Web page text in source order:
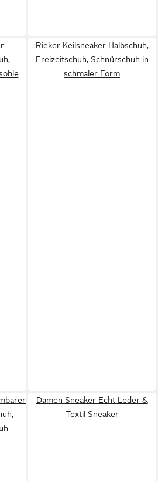
Rieker Keilsneaker Halbschuh,
Freizeitschuh, Schnürschuh in
schmaler Form
Damen Sneaker Echt Leder &
Textil Sneaker